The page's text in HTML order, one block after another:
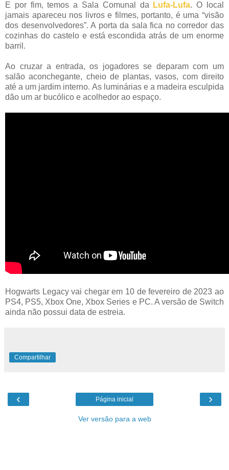
E por fim, temos a Sala Comunal da Lufa-Lufa. O local
jamais apareceu nos livros e filmes, portanto, é uma “visão
dos desenvolvedores”. A porta da sala fica no corredor das
cozinhas do castelo e está escondida atrás de um enorme
barril.
Ao cruzar a entrada, os jogadores se deparam com um
salão aconchegante, cheio de plantas, vasos, com direito
até a um jardim interno. As luminárias e a madeira esculpida
dão um ar bucólico e acolhedor ao espaço.
Hogwarts Legacy vai chegar em 10 de fevereiro de 2023 ao
PS4, PS5, Xbox One, Xbox Series e PC. A versão de Switch
ainda não possui data de estreia.
Compartilhar
‹ ›
Página inicial
Ver versão para a web